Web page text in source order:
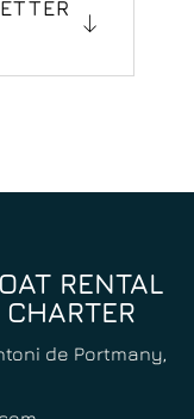
RENTAL
de Portmany,